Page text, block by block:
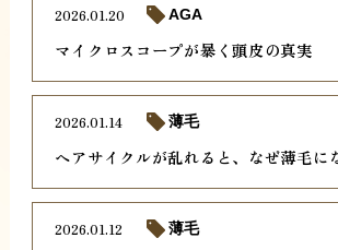
マイクロスコープが暴く頭皮の真実
2026.01.20 AGA
ヘアサイクルが乱れると、なぜ薄毛に
2026.01.14 薄毛
2026.01.12 薄毛